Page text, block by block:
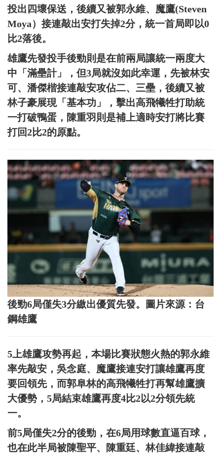
投出四壞保送，後續又被郭永維、魔鷹(Steven
Moya）接連敲出安打失掉2分，統一首局即以0
比2落後。
雄鷹先發投手後勁則是在前兩局讓統一兩度大
中「滿壘計」，但3局就沒如此幸運，先被林安
可、潘傑楷接連敲安攻佔二、三壘，後續又被
林子豪展現「基本功」，擊出高飛犧牲打助統
一打破鴨蛋，陳重羽則是補上適時安打將比賽
打回2比2的原點。
後勁6局僅失3分繳出優質先發。圖片來源：台
鋼雄鷹
5上雄鷹攻勢再起，本場比賽狀態火熱的郭永維
率先敲安，吳念庭、魔鷹接連安打讓雄鷹再度
要回領先，而郭阜林的高飛犧牲打再幫雄鷹擴
大優勢，5局結束雄鷹再度4比2以2分領先統
一。
前5局僅失2分的後勁，在6局用球數直逼百球，
也在此半局被陳聖平、陳重廷、林佳緯接連敲